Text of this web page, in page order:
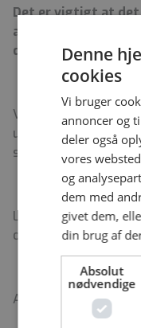
Det er vigtigt at
ansøgningen om
dag/aftentjeneste.
Vi opfordrer alle
uanset køn, alder og
stillingen.
Løn og
overenskomst.
Ansøgningsfrist;
Denne
cookies
Vi bruger
annoncer og
deler også
vores
og
dem med
givet dem,
din brug af
Absolut
nødvendige